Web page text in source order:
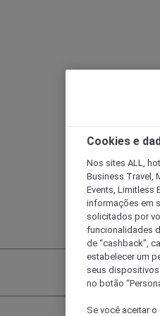
Cookies e
Nos sites ALL,
Business Travel,
Events, Limitless
informações em
solicitados por
funcionalidades
de “cashback”,
estabelecer um
seus
no botão
Se você aceitar